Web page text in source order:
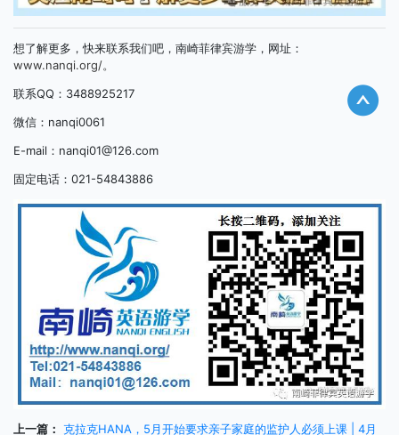
想了解更多，快来联系我们吧，南崎菲律宾游学，网址：
www.nanqi.org/。
联系QQ：3488925217
微信：nanqi0061
E-mail：nanqi01@126.com
固定电话：021-54843886
上一篇： 克拉克HANA，5月开始要求亲子家庭的监护人必须上课 | 4月